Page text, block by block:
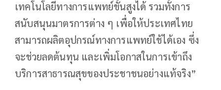
เทคโนโลยีทางการแพทย์ขั้นสูงได้ รวมทั้งการ
สนับสนุนมาตรการต่าง ๆ เพื่อให้ประเทศไทย
สามารถผลิตอุปกรณ์ทางการแพทย์ใช้ได้เอง ซึ่ง
จะช่วยลดต้นทุน และเพิ่มโอกาสในการเข้าถึง
บริการสาธารณสุขของประชาชนอย่างแท้จริง”